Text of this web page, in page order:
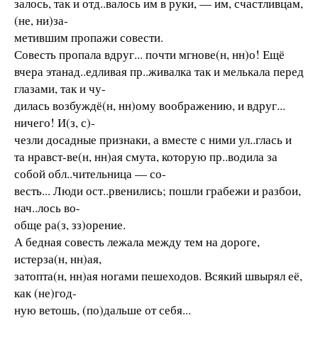
(не, ни)за-
метившим пропажи совести.
Совесть пропала вдруг... почти мгнове(н, нн)о! Ещё
вчера этанад..едливая пр..живалка так и мелькала перед
глазами, так и чу-
дилась возбуждё(н, нн)ому воображению, и вдруг...
ничего! И(з, с)-
чезли досадные признаки, а вместе с ними ул..глась и
та нравст-ве(н, нн)ая смута, которую пр..водила за
собой обл..чительница — со-
весть... Люди ост..рвенились; пошли грабежи и разбои,
нач..лось во-
обще ра(з, зз)орение.
А бедная совесть лежала между тем на дороге,
истерза(н, нн)ая,
затопта(н, нн)ая ногами пешеходов. Всякий швырял её,
как (не)год-
ную ветошь, (по)дальше от себя...